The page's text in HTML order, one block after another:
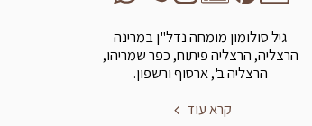
גיל סולומון מומחה נדל"ן במרינה
הרצליה, הרצליה פיתוח, כפר שמריהו,
הרצליה ב', ארסוף ורשפון.
קרא עוד